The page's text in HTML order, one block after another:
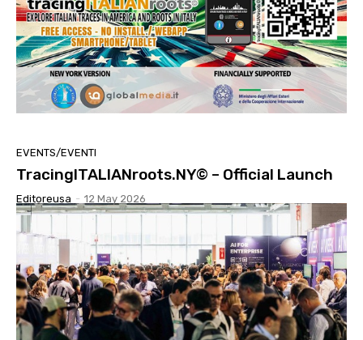
EVENTS/EVENTI
TracingITALIANroots.NY© – Official Launch
Editoreusa - 12 May 2026